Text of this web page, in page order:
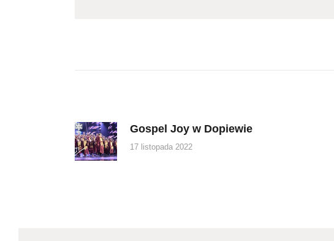
wpisuPrevious
post:
Gospel Joy w Dopiewie
17 listopada 2022